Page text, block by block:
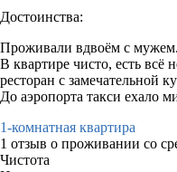
Достоинства:
Проживали вдвоём с
В квартире чисто, есть всё
ресторан с замечательной
До аэропорта такси ехало
1-комнатная квартира
1 отзыв о проживании со
Чистота